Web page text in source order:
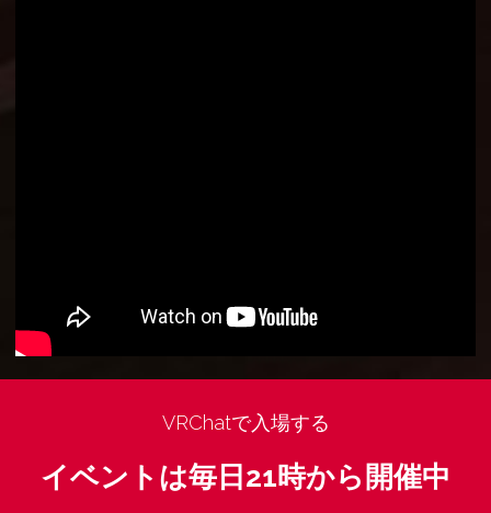
VRChatで入場する
イベントは毎日21時から開催中